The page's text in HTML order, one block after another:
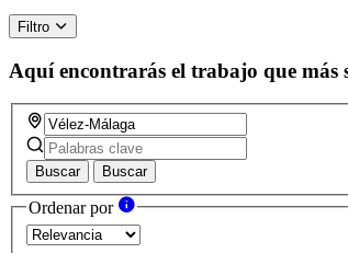
Filtro
Aquí encontrarás el trabajo que más
Buscar Buscar
Ordenar por